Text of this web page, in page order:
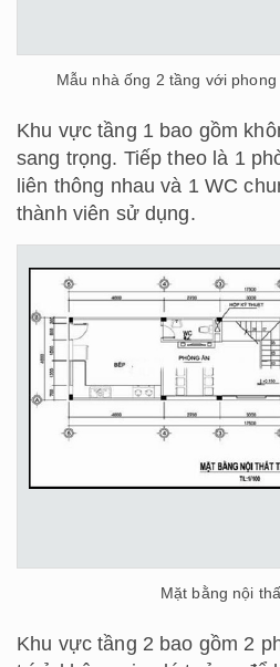
Mẫu nhà ống 2 tầng với
Khu vực tầng 1 bao gồm
sang trọng. Tiếp theo là 1
liên thông nhau và 1 WC
thành viên sử dụng.
Mặt bằng nội
Khu vực tầng 2 bao gồm 2